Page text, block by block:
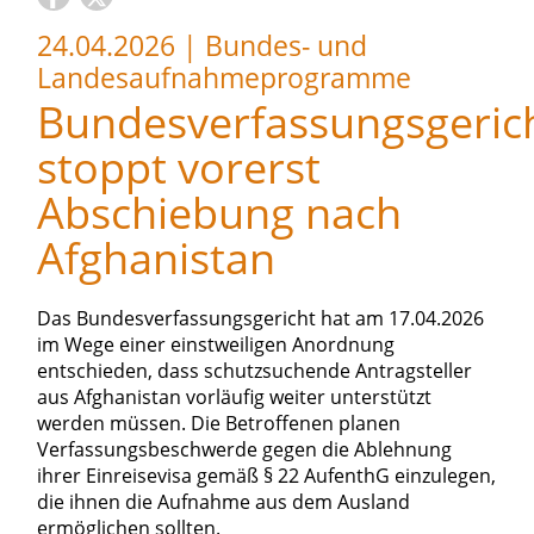
24.04.2026 | Bundes- und
Landesaufnahmeprogramme
stoppt vorerst
Abschiebung nach
Afghanistan
Das Bundesverfassungsgericht hat am 17.04.2026
im Wege einer einstweiligen Anordnung
entschieden, dass schutzsuchende Antragsteller
aus Afghanistan vorläufig weiter unterstützt
werden müssen. Die Betroffenen planen
Verfassungsbeschwerde gegen die Ablehnung
ihrer Einreisevisa gemäß § 22 AufenthG einzulegen,
die ihnen die Aufnahme aus dem Ausland
ermöglichen sollten.